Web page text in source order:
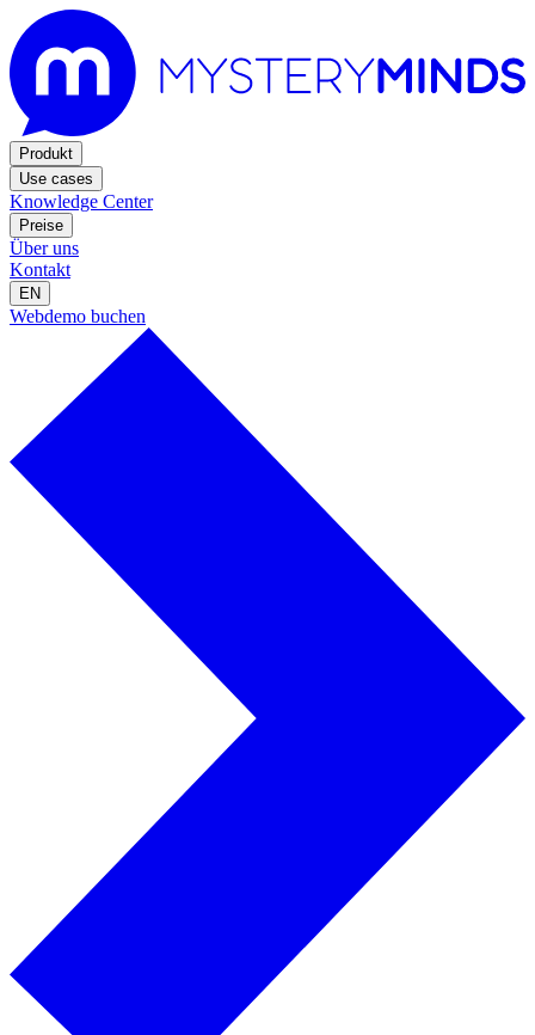
Produkt
Use cases
Knowledge Center
Preise
Über uns
Kontakt
EN
Webdemo buchen